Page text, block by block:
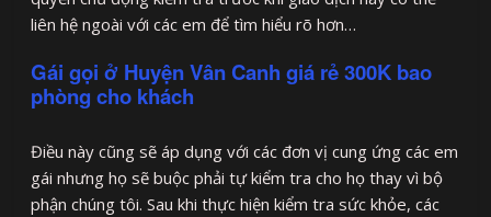
liên hệ ngoài với các em để tìm hiểu rõ hơn…
Gái gọi ở Huyện Vân Canh giá rẻ 300K bao
phòng cho khách
Điều này cũng sẽ áp dụng với các đơn vị cung ứng các em
gái nhưng họ sẽ buộc phải tự kiểm tra cho họ thay vì bộ
phận chúng tôi. Sau khi thực hiện kiểm tra sức khỏe, các